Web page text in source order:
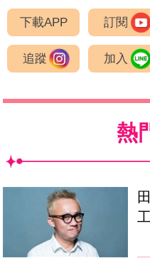
下載APP 訂閱
追蹤 加入
熱